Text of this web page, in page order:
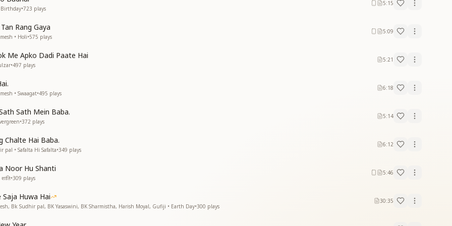
थे हम अकेले
जाओगे
जाओगे
जो
Birthday•723 plays
5:15
Rang Gaya
• Holi•575 plays
5:09
Me Apko Dadi Paate Hai
•497 plays
5:21
• Swaagat•495 plays
6:18
Sath Mein Baba.
•372 plays
5:14
Chalte Hai Baba.
pal • Safalta Hi Safalta•349 plays
6:12
Noor Hu Shanti
•309 plays
5:46
Saja Huwa Hai
Bk Sudhir pal, BK Yasaswini, BK Sharmistha, Harish Moyal, Gufiji • Earth Day•300 plays
30:35